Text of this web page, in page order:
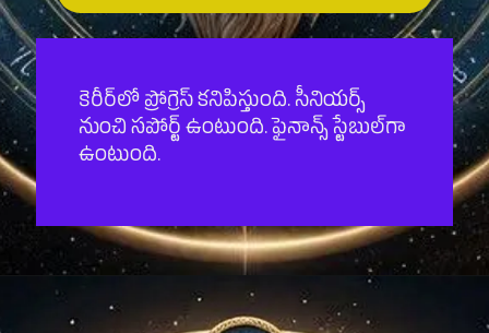
కెరీర్‌లో ప్రోగ్రెస్ కనిపిస్తుంది. సీనియర్స్
నుంచి సపోర్ట్ ఉంటుంది. ఫైనాన్స్ స్టేబుల్‌గా
ఉంటుంది.